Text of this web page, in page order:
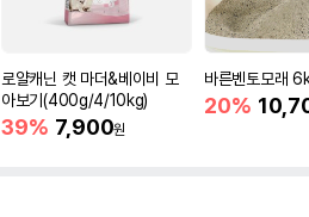
로얄캐닌 캣 마더&베이비 모
아보기(400g/4/10kg)
39% 7,900원
바른벤토모래
20%